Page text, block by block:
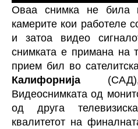
Оваа снимка не била
камерите кои работеле
и затоа видео
снимката е примана на
прием бил во
Калифорнија
Видеоснимката од
од друга
квалитетот на